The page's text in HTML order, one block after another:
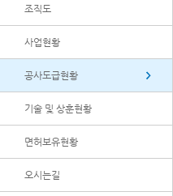
조직도
사업현황
공사도급현황
기술 및 상훈현황
면허보유현황
오시는길